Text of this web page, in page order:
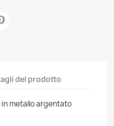
del prodotto
metallo argentato